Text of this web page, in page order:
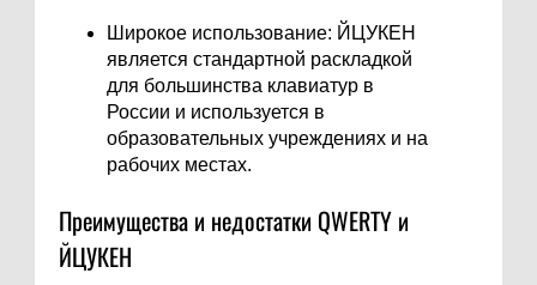
Широкое использование: ЙЦУКЕН
является стандартной раскладкой
для большинства клавиатур в
России и используется в
образовательных учреждениях и на
рабочих местах.
Преимущества и недостатки QWERTY и
ЙЦУКЕН